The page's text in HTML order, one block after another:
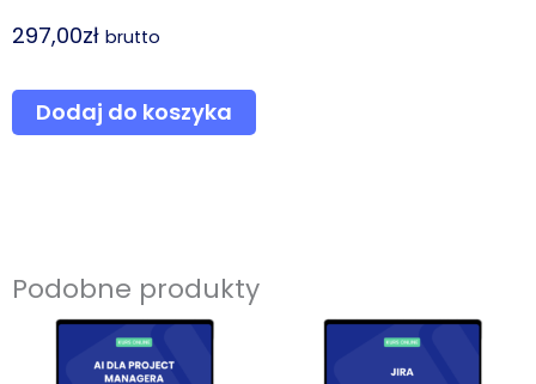
297,00zł brutto
ilość
Kurs
IT
Dodaj do koszyka
Podobne produkty